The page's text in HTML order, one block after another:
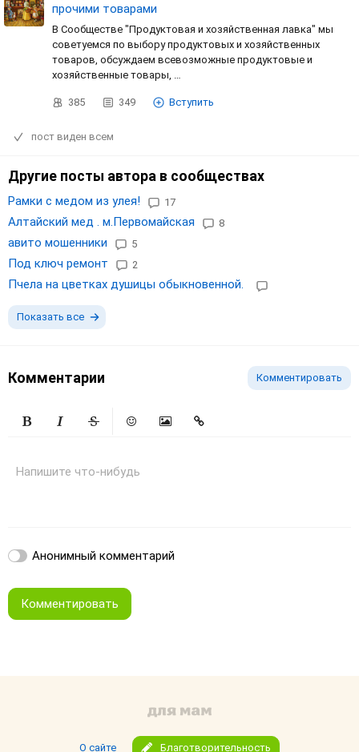
прочими товарами
В Сообществе "Продуктовая и хозяйственная лавка" мы
советуемся по выбору продуктовых и хозяйственных
товаров, обсуждаем всевозможные продуктовые и
хозяйственные товары, …
385 349 Вступить
пост виден всем
Другие посты автора в сообществах
Рамки с медом из улея! 17
Алтайский мед . м.Первомайская 8
авито мошенники 5
Под ключ ремонт 2
Пчела на цветках душицы обыкновенной.
Показать все
Комментарии Комментировать
Напишите что-нибудь
Анонимный комментарий
Комментировать
О сайте Благотворительность